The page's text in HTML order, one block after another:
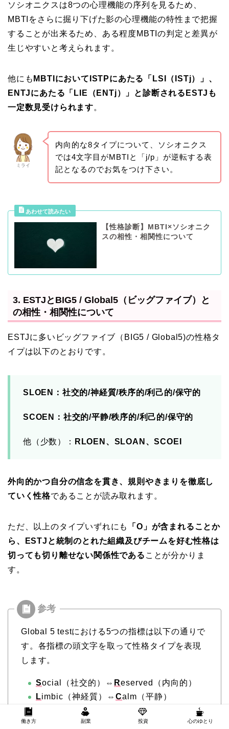
ソシオニクスは8つの心理機能の序列を見るため、
MBTIをさらに掘り下げた影の心理機能の特性まで把握
することが出来るため、ある程度MBTIの判定と差異が
生じやすいと考えられます。
他にも MBTIにおいてISTPにあたる「LSI（ISTj）」、
ENTJにあたる「LIE（ENTj）」と診断されるESTJも
一定数見受けられます。
ミライ
内向的な8タイプについて、ソシオニクス
では4文字目がMBTIと「j/p」が逆転する表
記となるのでお気をつけ下さい。
【性格診断】MBTI×ソシオニク
スの相性・相関性について
3. ESTJとBIG5 / Global5（ビッグファイブ）と
の相性・相関性について
ESTJに多いビッグファイブ（BIG5 / Global5)の性格タ
イプは以下のとおりです。
SLOEN：社交的/神経質/秩序的/利己的/保守的
SCOEN：社交的/平静/秩序的/利己的/保守的
他（少数）： RLOEN、SLOAN、SCOEI
外向的かつ自分の信念を貫き、規則やきまりを徹底し
ていく性格であることが読み取れます。
ただ、以上のタイプいずれにも
「O」が含まれることか
ら、ESTJと統制のとれた組織及びチームを好む性格は
切っても切り離せない関係性である ことが分かりま
す。
Global 5 testにおける5つの指標は以下の通りで
す。各指標の頭文字を取って性格タイプを表現
します。
Social（社交的）⇔ Reserved（内向的）
Limbic（神経質）⇔ Calm（平静）
rganized （秩序的） Unstructured（非
構造的）
働き方 副業 投資 心のゆとり